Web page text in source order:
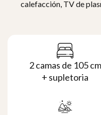
calefacción, TV de
2 camas de 105 cm
+ supletoria